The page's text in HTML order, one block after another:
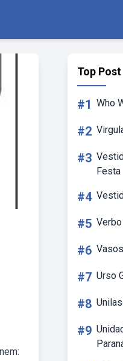
Top Post
#1 Who
#2
#3
Festa
#4
#5
#6
#7 Urso
#8
#9